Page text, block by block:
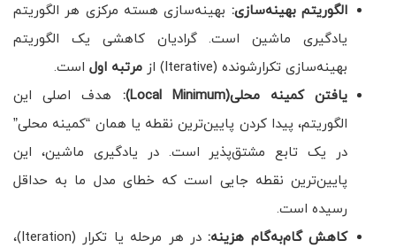
الگوریتم بهینه‌سازی: بهینه‌سازی هسته مرکزی هر الگوریتم
یادگیری ماشین است. گرادیان کاهشی یک الگوریتم
بهینه‌سازی تکرارشونده (Iterative) از
مرتبه اول است.
یافتن کمینه محلی(Local Minimum)
: هدف اصلی این
الگوریتم، پیدا کردن پایین‌ترین نقطه یا همان “کمینه محلی”
در یک تابع مشتق‌پذیر است. در یادگیری ماشین، این
پایین‌ترین نقطه جایی است که خطای مدل ما به حداقل
رسیده است.
کاهش گام‌به‌گام هزینه:
در هر مرحله یا تکرار (Iteration)،